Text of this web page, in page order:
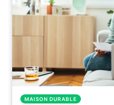
MAISON DURABLE